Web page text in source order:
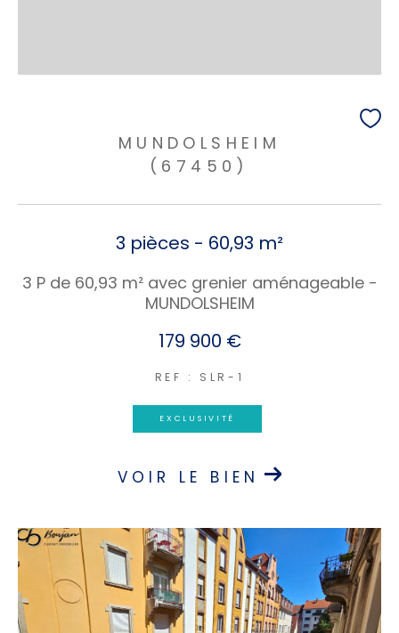
MUNDOLSHEIM
(67450)
3 pièces - 60,93 m²
3 P de 60,93 m² avec grenier aménageable -
MUNDOLSHEIM
179 900 €
REF : SLR-1
EXCLUSIVITÉ
VOIR LE BIEN